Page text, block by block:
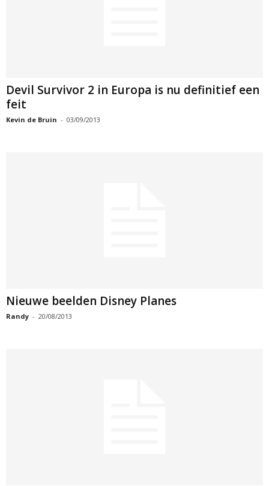
Devil Survivor 2 in Europa is nu definitief een
feit
Kevin de Bruin - 03/09/2013
Nieuwe beelden Disney Planes
Randy - 20/08/2013